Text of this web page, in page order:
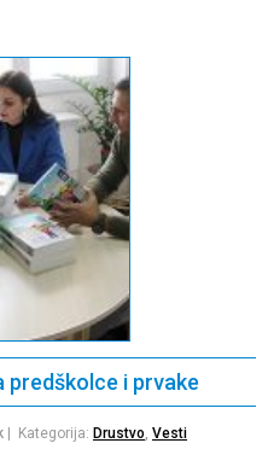
predškolce i prvake
| Kategorija: Drustvo Vesti